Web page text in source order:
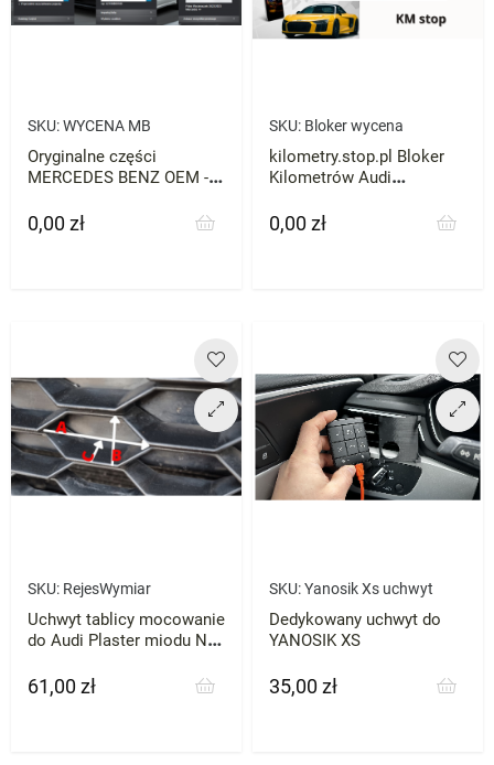
SKU:WYCENA MB
Oryginalne części
MERCEDES BENZ OEM -
Cena
0,00 zł
SKU: Bloker wycena
kilometry.stop.pl Bloker
Kilometrów Audi
każde zatrzymaj licznik
przebieg
Cena
0,00 zł
SKU: RejesWymiar
Uchwyt tablicy mocowanie
do Audi Plaster miodu NA
Cena
61,00 zł
SKU:Yanosik Xs uchwyt
Dedykowany uchwyt do
YANOSIK XS
Cena
35,00 zł